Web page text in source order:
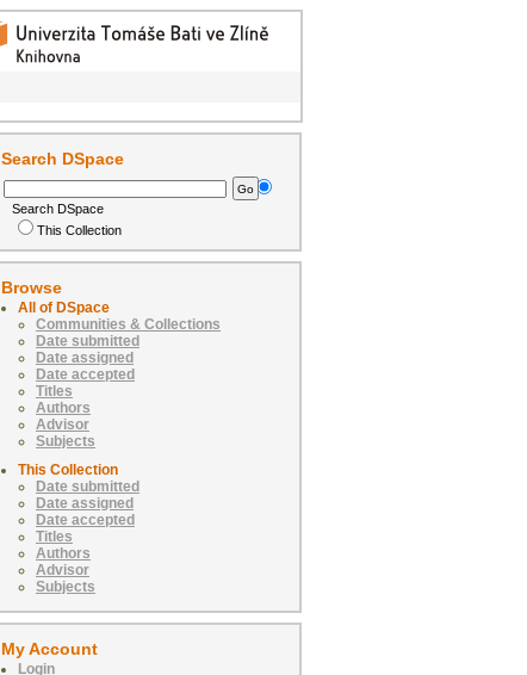
Search DSpace
Search DSpace
This Collection
Browse
All of DSpace
Communities & Collections
Date submitted
Date assigned
Date accepted
Titles
Authors
Advisor
Subjects
This Collection
Date submitted
Date assigned
Date accepted
Titles
Authors
Advisor
Subjects
My Account
Login